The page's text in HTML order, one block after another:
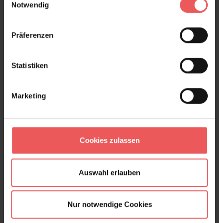
Notwendig
Präferenzen
Statistiken
Marketing
Cookies zulassen
Auswahl erlauben
Nur notwendige Cookies
204,00 €